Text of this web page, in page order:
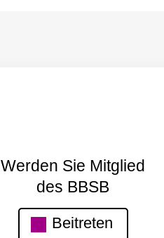
Werden Sie Mitglied
des BBSB
Beitreten